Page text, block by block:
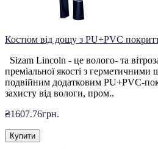
Костюм від дощу з PU+PVC
Sizam Lincoln - це волого- та
преміальної якості з
подвійним додатковим PU+PVC-
захисту від вологи, пром..
₴1607.76грн.
Купити